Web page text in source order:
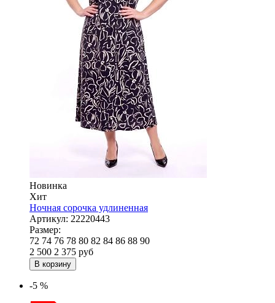
Новинка
Хит
Ночная сорочка удлиненная
Артикул: 22220443
Размер:
72 74 76 78 80 82 84 86 88 90
2 500 2 375 руб
В корзину
-5 %